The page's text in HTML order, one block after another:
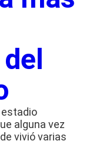
alguna vez
vivió varias